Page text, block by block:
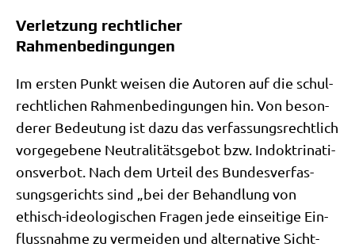
Verletzung rechtlicher
Rahmenbedingungen
Im ersten Punkt wei­sen die Autoren auf die schul­
recht­li­chen Rah­men­be­din­gun­gen hin. Von beson­
de­rer Bedeu­tung ist dazu das ver­fas­sungs­recht­lich
vor­ge­ge­be­ne Neu­tra­li­täts­ge­bot bzw. Indok­tri­na­ti­
ons­ver­bot. Nach dem Urteil des Bun­des­ver­fas­
sungs­ge­richts sind „bei der Behand­lung von
ethisch-ideo­lo­gi­schen Fra­gen jede ein­sei­ti­ge Ein­
fluss­nah­me zu ver­mei­den und alter­na­ti­ve Sicht­